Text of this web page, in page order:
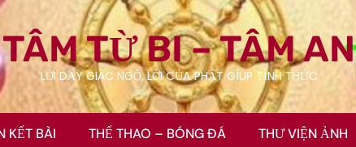
TÂM TỪ BI – TÂM AN
LỜI DẠY GIÁC NGỘ, LỜI CỦA PHẬT GÍÚP TỈNH THỨC
KẾT BÀI THỂ THAO – BÓNG ĐÁ THƯ VIỆN ẢNH